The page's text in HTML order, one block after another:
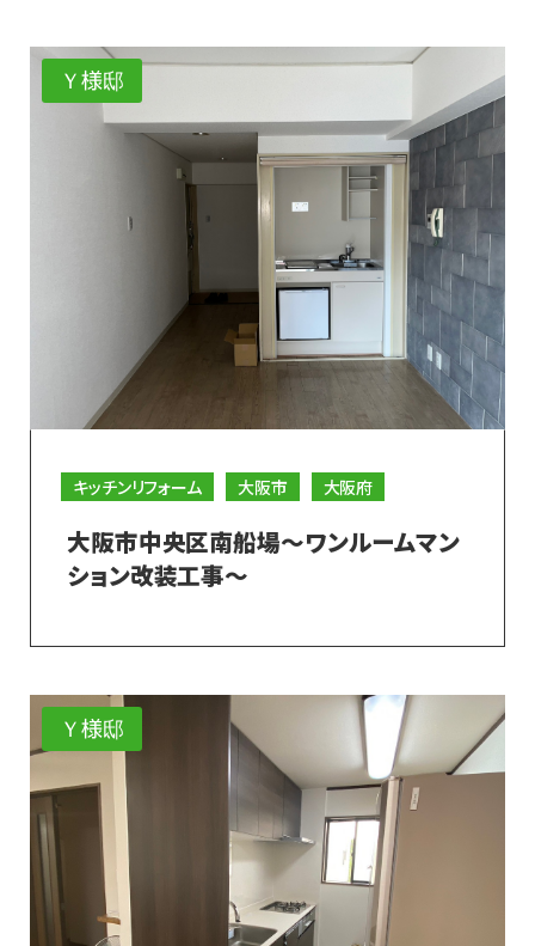
Ｙ様邸
キッチンリフォーム 大阪市 大阪府
大阪市中央区南船場～ワンルームマン
ション改装工事～
Ｙ様邸